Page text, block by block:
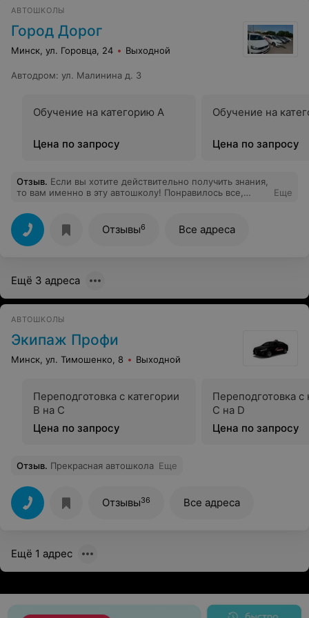
АВТОШКОЛЫ
Город Дорог
Минск, ул. Горовца, 24 Выходной
Автодром: ул. Малинина д. 3
Обучение на категорию А
Цена по запросу
Обучение на
Цена по запросу
Отзыв. Если вы хотите действительно получить знания,
то вам именно в эту автошколу! Понравилось все,
состав! Пересдачи зачетов на весь период обучения
бесплатно! От многих знакомых слышала, что в других
школах они платные и люди только успевали платить
деньги. На самом деле больше плюсов, чем минусов,
Еще
Отзывы6 Все адреса
Ещё 3 адреса
АВТОШКОЛЫ
Экипаж Профи
Минск, ул. Тимошенко, 8 Выходной
Переподготовка с категории
В на С
Цена по запросу
Переподготовка с
C на D
Цена по запросу
Отзыв. Прекрасная автошкола Еще
Отзывы36 Все адреса
Ещё 1 адрес